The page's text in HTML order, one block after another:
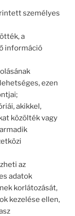
személyes
a
információ
ezen
akikkel,
közölték vagy
az
adatok
korlátozását,
kezelése ellen,